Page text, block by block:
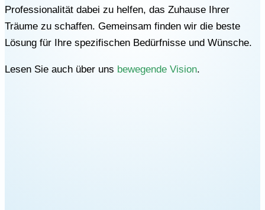
Professionalität dabei zu helfen, das Zuhause Ihrer
Träume zu schaffen. Gemeinsam finden wir die beste
Lösung für Ihre spezifischen Bedürfnisse und Wünsche.
Lesen Sie auch über uns bewegende Vision.